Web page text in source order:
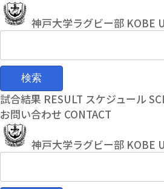
コ
ン
ツ
ス
キ
ッ
プ
ナ
ビ
シ
ン
に
移
動
神戸大学ラグビー部 KOBE
試合結果 RESULT スケジュール
お問い合わせ CONTACT
神戸大学ラグビー部 KOBE